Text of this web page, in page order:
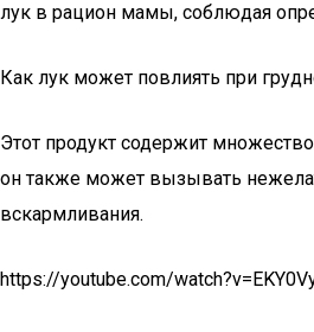
лук в рацион мамы, соблюдая
Как лук может повлиять при
Этот продукт содержит
он также может вызывать
вскармливания.
https://youtube.com/